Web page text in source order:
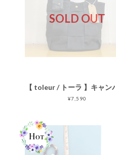
SOLD OUT
¥7,590